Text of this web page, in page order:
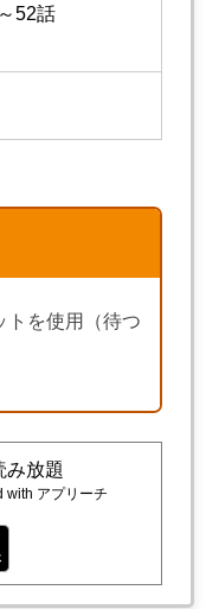
52話
トを使用（待つ
み放題
with アプリーチ